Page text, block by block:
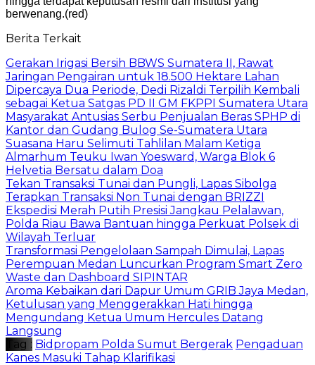
berwenang.(red)
Berita Terkait
Gerakan Irigasi Bersih BBWS Sumatera II, Rawat
Jaringan Pengairan untuk 18.500 Hektare Lahan
Dipercaya Dua Periode, Dedi Rizaldi Terpilih Kembali
sebagai Ketua Satgas PD II GM FKPPI Sumatera Utara
Masyarakat Antusias Serbu Penjualan Beras SPHP di
Kantor dan Gudang Bulog Se-Sumatera Utara
Suasana Haru Selimuti Tahlilan Malam Ketiga
Almarhum Teuku Iwan Yoesward, Warga Blok 6
Helvetia Bersatu dalam Doa
Tekan Transaksi Tunai dan Pungli, Lapas Sibolga
Terapkan Transaksi Non Tunai dengan BRIZZI
Ekspedisi Merah Putih Presisi Jangkau Pelalawan,
Polda Riau Bawa Bantuan hingga Perkuat Polsek di
Wilayah Terluar
Transformasi Pengelolaan Sampah Dimulai, Lapas
Perempuan Medan Luncurkan Program Smart Zero
Waste dan Dashboard SIPINTAR
Aroma Kebaikan dari Dapur Umum GRIB Jaya Medan,
Ketulusan yang Menggerakkan Hati hingga
Mengundang Ketua Umum Hercules Datang
Langsung
Tag : Bidpropam Polda Sumut Bergerak Pengaduan
Kanes Masuki Tahap Klarifikasi